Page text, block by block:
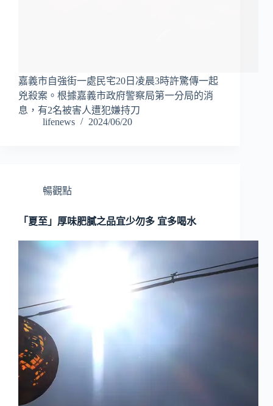
嘉義市自強街一處民宅20日凌晨3時許驚傳一起
兇殺案。根據嘉義市政府警察局第一分局的消
息，有2名被害人遭犯嫌持刀
lifenews
2024/06/20
暢觀點
「夏至」厚味肥膩之品宜少勿多 宜多喝水